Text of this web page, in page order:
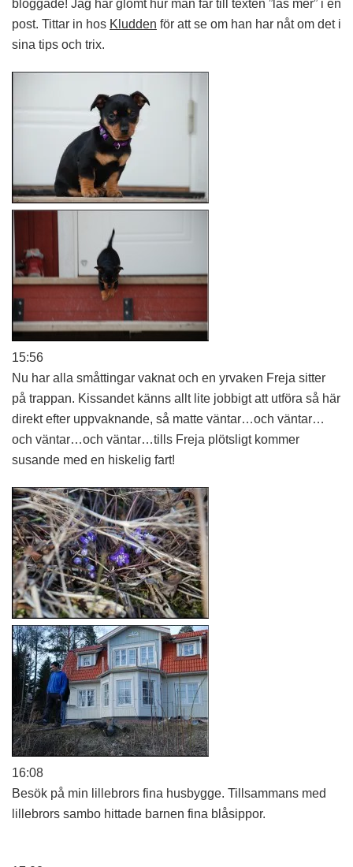
bloggade! Jag har glömt hur man får till texten ”läs mer” i en
post. Tittar in hos Kludden för att se om han har nåt om det i
sina tips och trix.
15:56
Nu har alla småttingar vaknat och en yrvaken Freja sitter
på trappan. Kissandet känns allt lite jobbigt att utföra så här
direkt efter uppvaknande, så matte väntar…och väntar…
och väntar…och väntar…tills Freja plötsligt kommer
susande med en hiskelig fart!
16:08
Besök på min lillebrors fina husbygge. Tillsammans med
lillebrors sambo hittade barnen fina blåsippor.